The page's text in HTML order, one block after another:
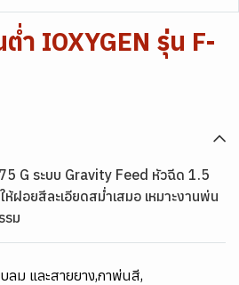
ำ IOXYGEN รุ่น F-
G ระบบ Gravity Feed หัวฉีด 1.5
ฝอยสีละเอียดสม่ำเสมอ เหมาะงานพ่น
รม
ลม และสายยาง,กาพ่นสี,